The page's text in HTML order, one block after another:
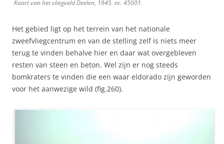
Kaart van het vliegveld Deelen, 1945. nr. 45001.
Het gebied ligt op het terrein van het nationale
zweefvliegcentrum en van de stelling zelf is niets meer
terug te vinden behalve hier en daar wat overgebleven
resten van steen en beton. Wel zijn er nog steeds
bomkraters te vinden die een waar eldorado zijn geworden
voor het aanwezige wild (fig.260).